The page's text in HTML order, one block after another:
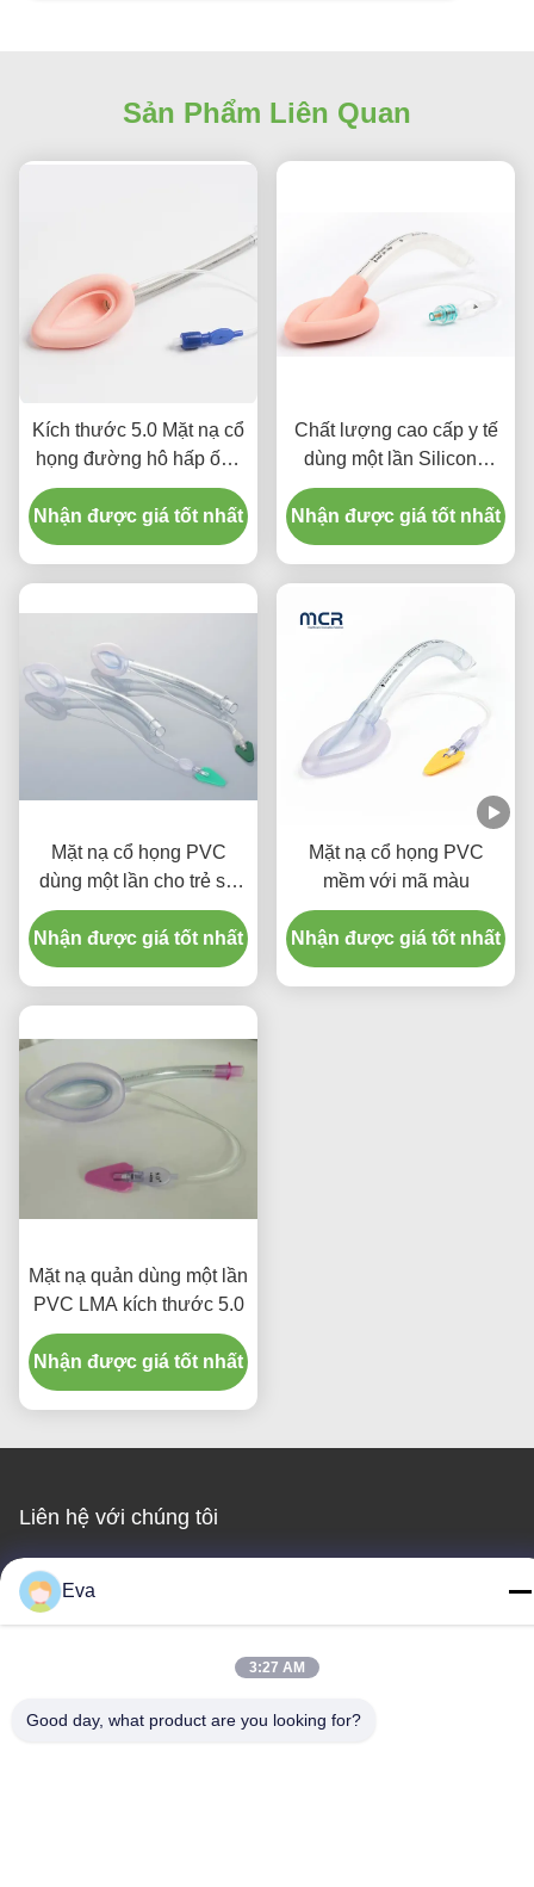
Sản Phẩm Liên Quan
Kích thước 5.0 Mặt nạ cổ
họng đường hô hấp ống
cổ họng đường hô hấp
silicone cho người lớn
Nhận được giá tốt nhất
Chất lượng cao cấp y tế
dùng một lần Silicone
nén cổ họng ống dẫn
LMA ống
Nhận được giá tốt nhất
Mặt nạ cổ họng PVC
dùng một lần cho trẻ sơ
sinh và trẻ em
Nhận được giá tốt nhất
Mặt nạ cổ họng PVC
mềm với mã màu
Nhận được giá tốt nhất
Mặt nạ quản dùng một lần
PVC LMA kích thước 5.0
Nhận được giá tốt nhất
Liên hệ với chúng tôi
MCREAT (GUANGZHOU) BIO-TECH
CO.,LTD
irina@mcreatmedical.com
Eva
3:27 AM
Good day, what product are you looking for?